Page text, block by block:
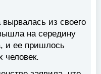
из своего
на середину
и ее пришлось
человек.